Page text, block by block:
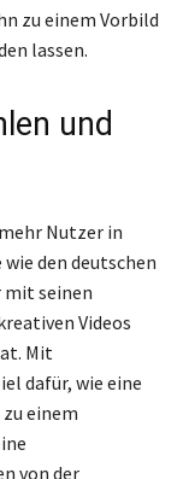
zu einem Vorbild
lassen.
und
Nutzer in
den deutschen
mit seinen
Videos
Mit
dafür, wie eine
einem
von der